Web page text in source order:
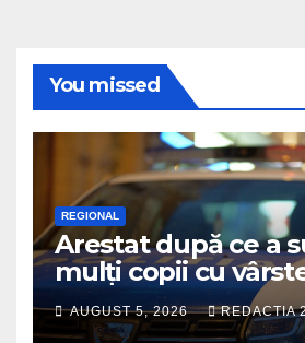
You missed
REGIONAL
Arestat după ce a
mulți copii cu
16 ani unor orori de
neimaginat
AUGUST 5, 2026 REDACTIA